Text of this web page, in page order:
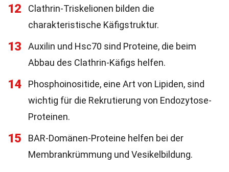
12
Clathrin-Triskelionen bilden die
charakteristische Käfigstruktur.
13
Auxilin und Hsc70 sind Proteine, die beim
Abbau des Clathrin-Käfigs helfen.
14
Phosphoinositide, eine Art von Lipiden, sind
wichtig für die Rekrutierung von Endozytose-
Proteinen.
15
BAR-Domänen-Proteine helfen bei der
Membrankrümmung und Vesikelbildung.